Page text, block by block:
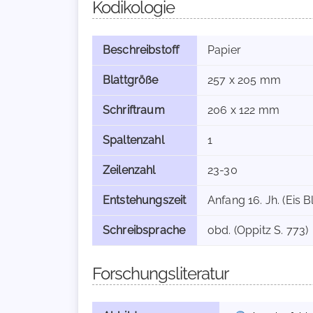
Kodikologie
Beschreibstoff Papier
Blattgröße 257 x 205 mm
Schriftraum 206 x 122 mm
Spaltenzahl 1
Zeilenzahl 23-30
Entstehungszeit Anfang 16. Jh. (Eis
Schreibsprache obd. (Oppitz S. 773)
Forschungsliteratur